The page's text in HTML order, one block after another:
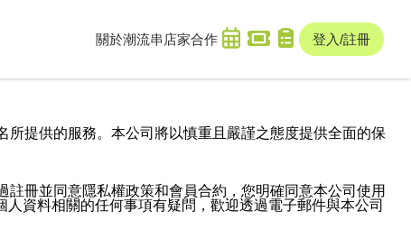
關於潮流串 店家合作 登入/註冊
所提供的服務。本公司將以慎重且嚴謹之態度提供全面的保
冊並同意隱私權政策和會員合約，您明確同意本公司使用
資料相關的任何事項有疑問，歡迎透過電子郵件與本公司